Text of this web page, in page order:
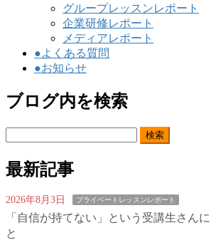
グループレッスンレポート
企業研修レポート
メディアレポート
●よくある質問
●お知らせ
ブログ内を検索
最新記事
2026年8月3日 プライベートレッスンレポート
「自信が持てない」という受講生さん
と